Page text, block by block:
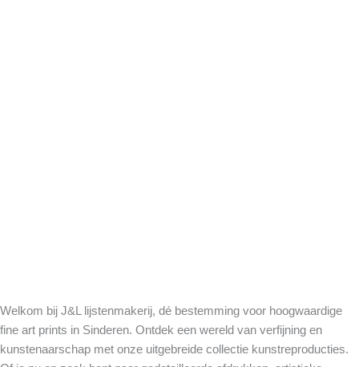
Welkom bij J&L lijstenmakerij, dé bestemming voor hoogwaardige
fine art prints in Sinderen. Ontdek een wereld van verfijning en
kunstenaarschap met onze uitgebreide collectie kunstreproducties.